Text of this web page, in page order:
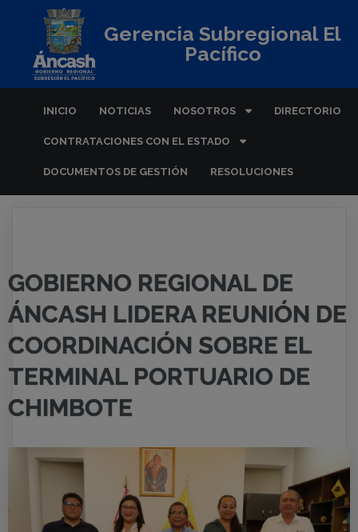
Gerencia Subregional El
Pacífico
INICIO NOTICIAS NOSOTROS DIRECTORIO
CONTRATACIONES CON EL ESTADO
DOCUMENTOS DE GESTIÓN RESOLUCIONES
GOBIERNO REGIONAL DE
ÁNCASH LIDERA REUNIÓN DE
COORDINACIÓN SOBRE EL
TERMINAL PORTUARIO DE
CHIMBOTE